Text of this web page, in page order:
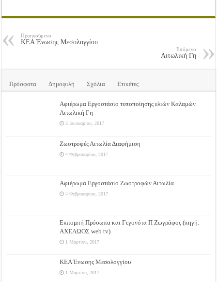
Προηγούμενο
ΚΕΑ Ένωσης Μεσολογγίου
Επόμενο
Αιτωλική Γη
Πρόσφατα Δημοφιλή Σχόλια Ετικέτες
Αφιέρωμα Εργοστάσιο τυποποίησης ελιών Καλαμών
Αιτωλική Γη
3 Ιανουαρίου, 2017
Ζωοτροφές Αιτωλία Διαφήμιση
4 Φεβρουαρίου, 2017
Αφιέρωμα Εργοστάσιο Ζωοτροφών Αιτωλία
4 Φεβρουαρίου, 2017
Εκπομπή Πρόσωπα και Γεγονότα Π Ζωγράφος (πηγή:
ΑΧΕΛΩΟΣ web tv)
1 Μαρτίου, 2017
ΚΕΑ Ένωσης Μεσολογγίου
1 Μαρτίου, 2017